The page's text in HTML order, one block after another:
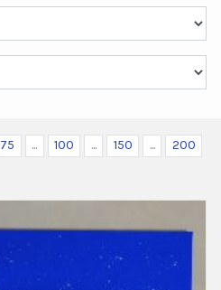
75 ... 100 ... 150 ...
200